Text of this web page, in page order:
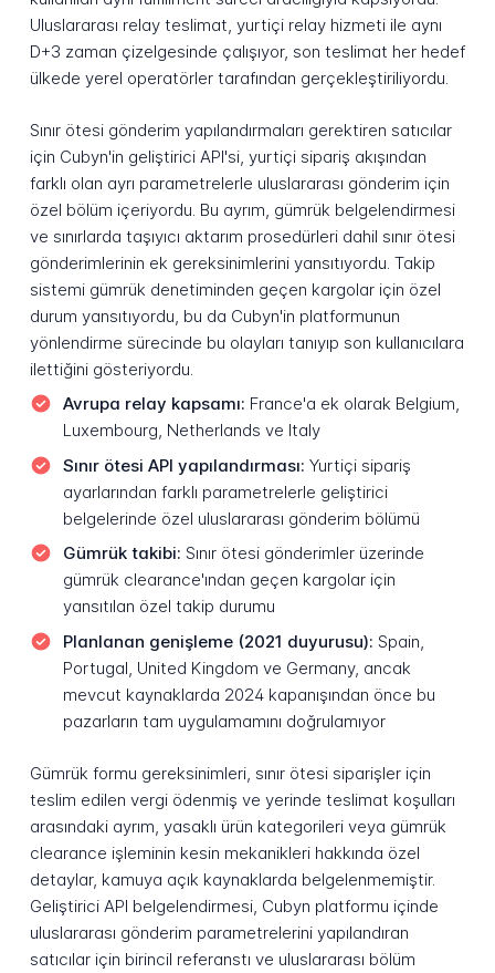
Uluslararası relay teslimat, yurtiçi relay hizmeti ile aynı
D+3 zaman çizelgesinde çalışıyor, son teslimat her hedef
ülkede yerel operatörler tarafından gerçekleştiriliyordu.
Sınır ötesi gönderim yapılandırmaları gerektiren satıcılar
için Cubyn'in geliştirici API'si, yurtiçi sipariş akışından
farklı olan ayrı parametrelerle uluslararası gönderim için
özel bölüm içeriyordu. Bu ayrım, gümrük belgelendirmesi
ve sınırlarda taşıyıcı aktarım prosedürleri dahil sınır ötesi
gönderimlerinin ek gereksinimlerini yansıtıyordu. Takip
sistemi gümrük denetiminden geçen kargolar için özel
durum yansıtıyordu, bu da Cubyn'in platformunun
yönlendirme sürecinde bu olayları tanıyıp son kullanıcılara
ilettiğini gösteriyordu.
Avrupa relay kapsamı: France'a ek olarak Belgium,
Luxembourg, Netherlands ve Italy
Sınır ötesi API yapılandırması: Yurtiçi sipariş
ayarlarından farklı parametrelerle geliştirici
belgelerinde özel uluslararası gönderim bölümü
Gümrük takibi: Sınır ötesi gönderimler üzerinde
gümrük clearance'ından geçen kargolar için
yansıtılan özel takip durumu
Planlanan genişleme (2021 duyurusu): Spain,
Portugal, United Kingdom ve Germany, ancak
mevcut kaynaklarda 2024 kapanışından önce bu
pazarların tam uygulamamını doğrulamıyor
Gümrük formu gereksinimleri, sınır ötesi siparişler için
teslim edilen vergi ödenmiş ve yerinde teslimat koşulları
arasındaki ayrım, yasaklı ürün kategorileri veya gümrük
clearance işleminin kesin mekanikleri hakkında özel
detaylar, kamuya açık kaynaklarda belgelenmemiştir.
Geliştirici API belgelendirmesi, Cubyn platformu içinde
uluslararası gönderim parametrelerini yapılandıran
satıcılar için birincil referanstı ve uluslararası bölüm